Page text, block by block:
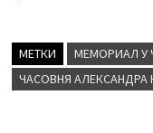
МЕТКИ
МЕМОРИАЛ У
ЧАСОВНЯ АЛЕКСАНДРА